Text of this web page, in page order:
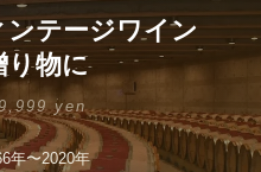
ンテージワイン
り物に
yen
年〜2020年